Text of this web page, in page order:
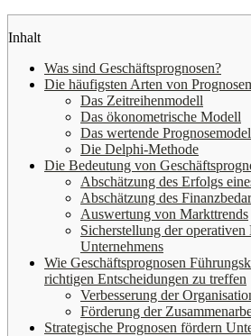
Inhalt
Was sind Geschäftsprognosen?
Die häufigsten Arten von
Das Zeitreihenmodell
Das ökonometrische Modell
Das wertende
Die Delphi-Methode
Die Bedeutung von
Abschätzung des Erfolgs
Abschätzung des
Auswertung von Markttrends
Sicherstellung der operativen
Unternehmens
Wie Geschäftsprognosen
richtigen Entscheidungen zu treffen
Verbesserung der
Förderung der
Strategische Prognosen fördern